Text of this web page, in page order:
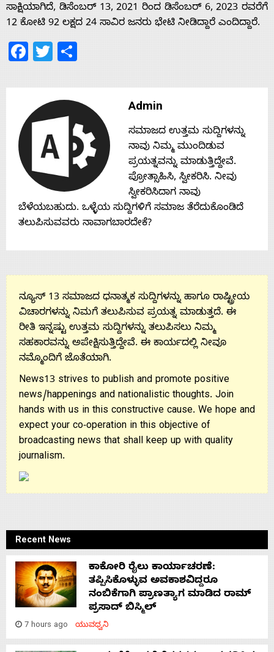
Advertise
With
s
Contact
Us
ಸಾಕ್ಷಿಯಾಗಿದೆ, ಡಿಸೆಂಬರ್ 13, 2021 ರಿಂದ ಡಿಸೆಂಬರ್ 6, 2023 ರವರೆಗೆ
12 ಕೋಟಿ 92 ಲಕ್ಷದ 24 ಸಾವಿರ ಜನರು ಭೇಟಿ ನೀಡಿದ್ದಾರೆ ಎಂದಿದ್ದಾರೆ.
Facebook
Twitter
Admin
ಸಮಾಜದ ಉತ್ತಮ ಸುದ್ದಿಗಳನ್ನು
ನಾವು ನಿಮ್ಮ ಮುಂದಿಡುವ
ಪ್ರಯತ್ನವನ್ನು ಮಾಡುತ್ತಿದ್ದೇವೆ.
ಪ್ರೋತ್ಸಾಹಿಸಿ, ಸ್ವೀಕರಿಸಿ. ನೀವು
ಸ್ವೀಕರಿಸಿದಾಗ ನಾವು
ಬೆಳೆಯಬಹುದು. ಒಳ್ಳೆಯ ಸುದ್ದಿಗಳಿಗೆ ಸಮಾಜ ತೆರೆದುಕೊಂಡಿದೆ
ತಲುಪಿಸುವವರು ನಾವಾಗಬಾರದೇಕೆ?
ನ್ಯೂಸ್ 13 ಸಮಾಜದ ಧನಾತ್ಮಕ ಸುದ್ದಿಗಳನ್ನು ಹಾಗೂ ರಾಷ್ಟ್ರೀಯ
ವಿಚಾರಗಳನ್ನು ನಿಮಗೆ ತಲುಪಿಸುವ ಪ್ರಯತ್ನ ಮಾಡುತ್ತದೆ. ಈ
ರೀತಿ ಇನ್ನಷ್ಟು ಉತ್ತಮ ಸುದ್ದಿಗಳನ್ನು ತಲುಪಿಸಲು ನಿಮ್ಮ
ಸಹಕಾರವನ್ನು ಅಪೇಕ್ಷಿಸುತ್ತಿದ್ದೇವೆ. ಈ ಕಾರ್ಯದಲ್ಲಿ ನೀವೂ
ನಮ್ಮೊಂದಿಗೆ ಜೊತೆಯಾಗಿ.
News13 strives to publish and promote positive
news/happenings and nationalistic thoughts. Join
hands with us in this constructive cause. We hope and
expect your co-operation in this objective of
broadcasting news that shall keep up with quality
journalism.
Recent News
ಕಾಕೋರಿ ರೈಲು ಕಾರ್ಯಾಚರಣೆ:
ತಪ್ಪಿಸಿಕೊಳ್ಳುವ ಅವಕಾಶವಿದ್ದರೂ
ನಂಬಿಕೆಗಾಗಿ ಪ್ರಾಣತ್ಯಾಗ ಮಾಡಿದ ರಾಮ್
ಪ್ರಸಾದ್ ಬಿಸ್ಮಿಲ್
7 hours ago ಯುವಧ್ವನಿ